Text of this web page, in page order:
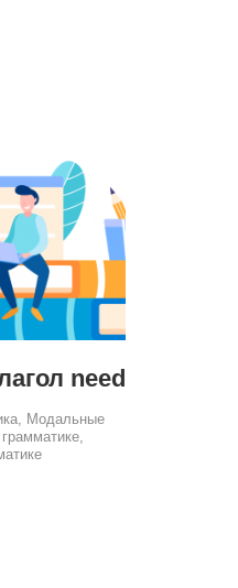
need
, Модальные
,